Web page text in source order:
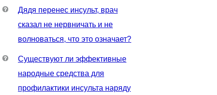
Дядя перенес инсульт, врач
сказал не нервничать и не
волноваться, что это означает?
Существуют ли эффективные
народные средства для
профилактики инсульта наряду